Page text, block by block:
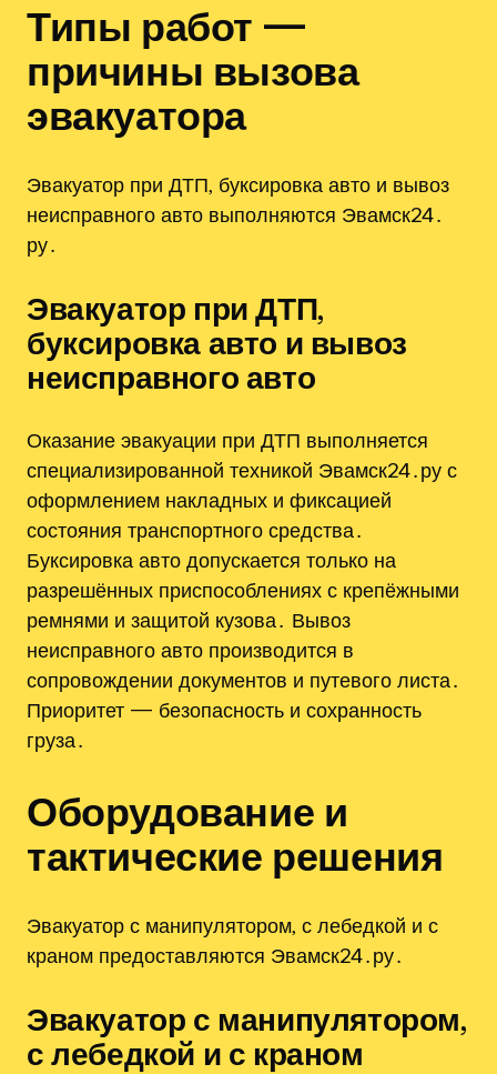
Типы работ —
причины вызова
эвакуатора
Эвакуатор при ДТП‚ буксировка авто и вывоз
неисправного авто выполняются Эвамск24․
ру․
Эвакуатор при ДТП‚
буксировка авто и вывоз
неисправного авто
Оказание эвакуации при ДТП выполняется
специализированной техникой Эвамск24․ру с
оформлением накладных и фиксацией
состояния транспортного средства․
Буксировка авто допускается только на
разрешённых приспособлениях с крепёжными
ремнями и защитой кузова․ Вывоз
неисправного авто производится в
сопровождении документов и путевого листа․
Приоритет — безопасность и сохранность
груза․
Оборудование и
тактические решения
Эвакуатор с манипулятором‚ с лебедкой и с
краном предоставляются Эвамск24․ру․
Эвакуатор с манипулятором‚
с лебедкой и с краном